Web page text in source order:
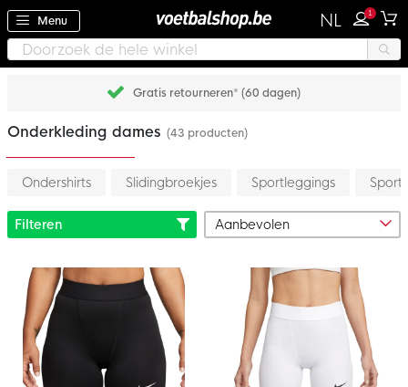
Menu NL 1
Gratis retourneren* (60 dagen)
Onderkleding dames (43 producten)
Ondershirts Slidingbroekjes Sportleggings
Filteren